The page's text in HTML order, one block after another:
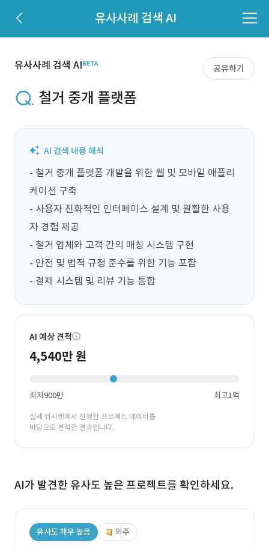
유사사례 검색 AI
유사사례 검색 AI 공유하기
철거 중개 플랫폼
- 철거 중개 플랫폼 개발을 위한 웹 및 모바일 애플리
케이션 구축
- 사용자 친화적인 인터페이스 설계 및 원활한 사용
자 경험 제공
- 철거 업체와 고객 간의 매칭 시스템 구현
- 안전 및 법적 규정 준수를 위한 기능 포함
- 결제 시스템 및 리뷰 기능 통합
AI 예상 견적
4,540만 원
최저900만 최고1억
실제 위시켓에서 진행한 프로젝트 데이터를
바탕으로 분석한 결과입니다.
AI가 발견한 유사도 높은 프로젝트를 확인하세요.
유사도 매우 높음 외주